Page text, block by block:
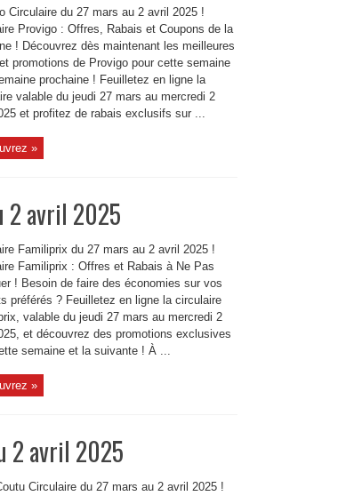
Circulaire du 27 mars au 2 avril 2025 !
Provigo : Offres, Rabais et Coupons de la
! Découvrez dès maintenant les meilleures
promotions de Provigo pour cette semaine
prochaine ! Feuilletez en ligne la
valable du jeudi 27 mars au mercredi 2
et profitez de rabais exclusifs sur ...
»
2 avril 2025
Familiprix du 27 mars au 2 avril 2025 !
Familiprix : Offres et Rabais à Ne Pas
! Besoin de faire des économies sur vos
préférés ? Feuilletez en ligne la circulaire
valable du jeudi 27 mars au mercredi 2
et découvrez des promotions exclusives
semaine et la suivante ! À ...
»
2 avril 2025
Circulaire du 27 mars au 2 avril 2025 !